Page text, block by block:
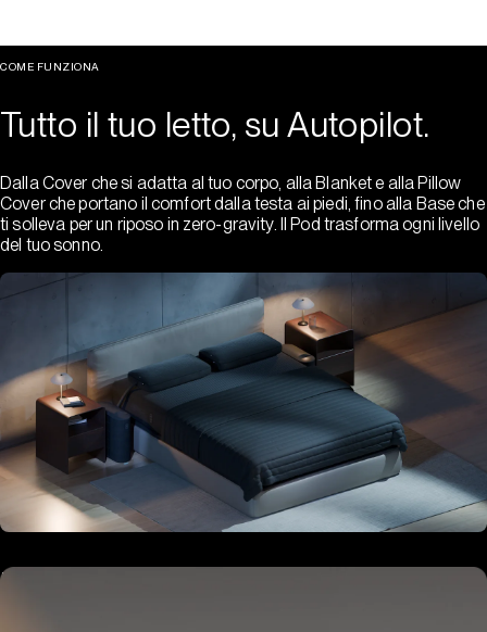
COME FUNZIONA
Tutto il tuo letto, su Autopilot.
Dalla Cover che si adatta al tuo corpo, alla Blanket e alla Pillow
Cover che portano il comfort dalla testa ai piedi, fino alla Base che
ti solleva per un riposo in zero-gravity. Il Pod trasforma ogni livello
del tuo sonno.
Hub